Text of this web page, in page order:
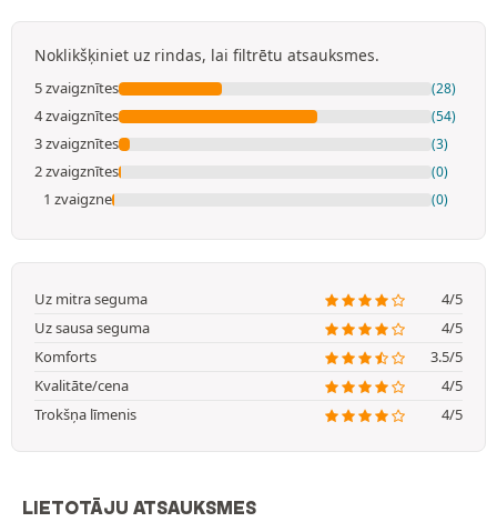
Noklikšķiniet uz rindas, lai filtrētu atsauksmes.
5 zvaigznītes (28)
4 zvaigznītes (54)
3 zvaigznītes (3)
2 zvaigznītes (0)
1 zvaigzne (0)
Uz mitra seguma
4/5
Uz sausa seguma
4/5
Komforts
3.5/5
Kvalitāte/cena
4/5
Trokšņa līmenis
4/5
LIETOTĀJU ATSAUKSMES